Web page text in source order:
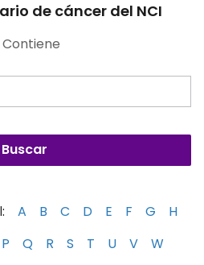
de cáncer del NCI
Contiene
A B C D E F G
H
P Q R S T U V
W